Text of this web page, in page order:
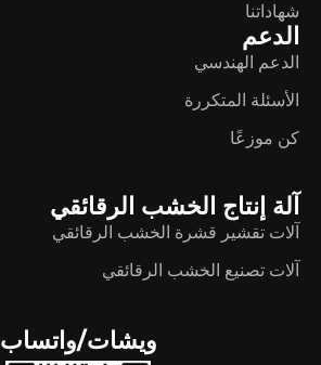
شهاداتنا
الدعم
الدعم الهندسي
الأسئلة المتكررة
كن موزعًا
آلة إنتاج الخشب الرقائقي
آلات تقشير قشرة الخشب الرقائقي
آلات تصنيع الخشب الرقائقي
ويشات/واتساب